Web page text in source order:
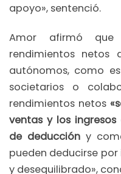
apoyo», sentenció.
Amor afirmó
rendimientos netos
autónomos, como
societarios o
rendimientos netos
ventas y los
de deducción y
pueden deducirse
y desequilibrado»,